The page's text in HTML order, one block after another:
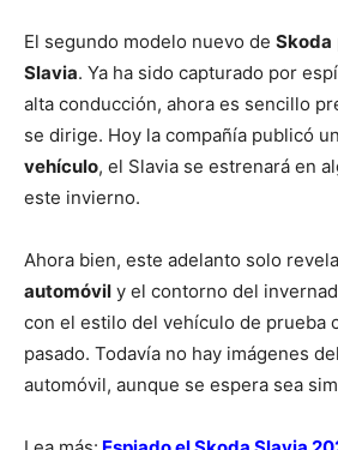
El segundo modelo nuevo de Skoda
Slavia. Ya ha sido capturado por
alta conducción, ahora es sencillo
se dirige. Hoy la compañía publicó un
vehículo, el Slavia se estrenará en
este invierno.
Ahora bien, este adelanto solo
automóvil y el contorno del
con el estilo del vehículo de prueba
pasado. Todavía no hay imágenes
automóvil, aunque se espera sea